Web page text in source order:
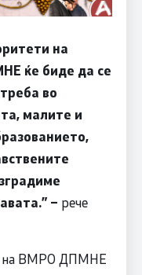
на
ќе биде да се
во
малите и
– рече
на ВМРО ДПМНЕ